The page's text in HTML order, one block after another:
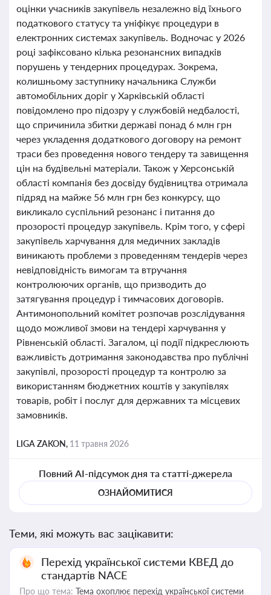
оцінки учасників закупівель незалежно від їхнього
податкового статусу та уніфікує процедури в
електронних системах закупівель. Водночас у 2026
році зафіксовано кілька резонансних випадків
порушень у тендерних процедурах. Зокрема,
колишньому заступнику начальника Служби
автомобільних доріг у Харківській області
повідомлено про підозру у службовій недбалості,
що спричинила збитки державі понад 6 млн грн
через укладення додаткового договору на ремонт
траси без проведення нового тендеру та завищення
цін на будівельні матеріали. Також у Херсонській
області компанія без досвіду будівництва отримала
підряд на майже 56 млн грн без конкурсу, що
викликало суспільний резонанс і питання до
прозорості процедур закупівель. Крім того, у сфері
закупівель харчування для медичних закладів
виникають проблеми з проведенням тендерів через
невідповідність вимогам та втручання
контролюючих органів, що призводить до
затягування процедур і тимчасових договорів.
Антимонопольний комітет розпочав розслідування
щодо можливої змови на тендері харчування у
Рівненській області. Загалом, ці події підкреслюють
важливість дотримання законодавства про публічні
закупівлі, прозорості процедур та контролю за
використанням бюджетних коштів у закупівлях
товарів, робіт і послуг для державних та місцевих
замовників.
LIGA ZAKON, 11 травня 2026
Повний AI-підсумок дня та статті-джерела
ОЗНАЙОМИТИСЯ
Теми, які можуть вас зацікавити:
Перехід української системи КВЕД до
стандартів NACE
Про що тема: Тема охоплює перехід української системи